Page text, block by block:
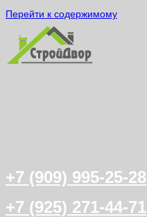
Перейти к содержимому
+7 (909) 995-25-28
+7 (925) 271-44-71